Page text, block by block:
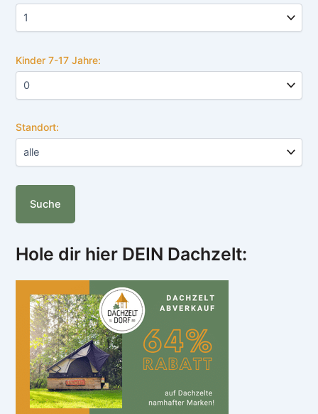
Kinder 7-17 Jahre:
Standort:
Hole dir hier DEIN Dachzelt: